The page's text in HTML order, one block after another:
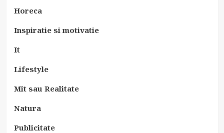
Horeca
Inspiratie si motivatie
It
Lifestyle
Mit sau Realitate
Natura
Publicitate